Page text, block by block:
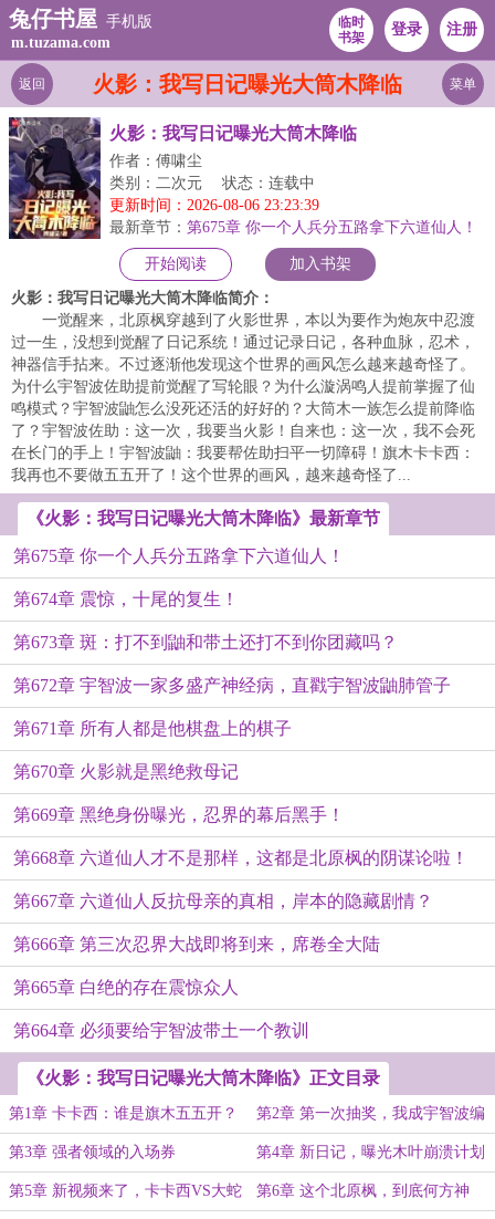
兔仔书屋 手机版
m.tuzama.com
临时
书架
登录 注册
火影：我写日记曝光大筒木降临
返回 菜单
火影：我写日记曝光大筒木降临
作者：傅啸尘
类别：二次元
状态：连载中
更新时间：2026-08-06 23:23:39
最新章节： 第675章 你一个人兵分五路拿下六道仙人！
开始阅读 加入书架
火影：我写日记曝光大筒木降临简介：
一觉醒来，北原枫穿越到了火影世界，本以为要作为炮灰中忍渡
过一生，没想到觉醒了日记系统！通过记录日记，各种血脉，忍术，
神器信手拈来。不过逐渐他发现这个世界的画风怎么越来越奇怪了。
为什么宇智波佐助提前觉醒了写轮眼？为什么漩涡鸣人提前掌握了仙
鸣模式？宇智波鼬怎么没死还活的好好的？大筒木一族怎么提前降临
了？宇智波佐助：这一次，我要当火影！自来也：这一次，我不会死
在长门的手上！宇智波鼬：我要帮佐助扫平一切障碍！旗木卡卡西：
我再也不要做五五开了！这个世界的画风，越来越奇怪了...
《火影：我写日记曝光大筒木降临》最新章节
第675章 你一个人兵分五路拿下六道仙人！
第674章 震惊，十尾的复生！
第673章 斑：打不到鼬和带土还打不到你团藏吗？
第672章 宇智波一家多盛产神经病，直戳宇智波鼬肺管子
第671章 所有人都是他棋盘上的棋子
第670章 火影就是黑绝救母记
第669章 黑绝身份曝光，忍界的幕后黑手！
第668章 六道仙人才不是那样，这都是北原枫的阴谋论啦！
第667章 六道仙人反抗母亲的真相，岸本的隐藏剧情？
第666章 第三次忍界大战即将到来，席卷全大陆
第665章 白绝的存在震惊众人
第664章 必须要给宇智波带土一个教训
《火影：我写日记曝光大筒木降临》正文目录
第1章 卡卡西：谁是旗木五五开？
我嘛？
第2章 第一次抽奖，我成宇智波编
外人员了？
第3章 强者领域的入场券 第4章 新日记，曝光木叶崩溃计划
第5章 新视频来了，卡卡西VS大蛇 第6章 这个北原枫，到底何方神